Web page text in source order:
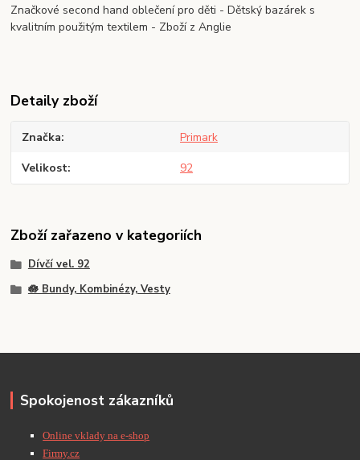
Značkové second hand oblečení pro děti - Dětský bazárek s
kvalitním použitým textilem - Zboží z Anglie
Detaily zboží
Značka Primark
Velikost 92
Zboží zařazeno v kategoriích
Dívčí vel. 92
🪷 Bundy, Kombinézy, Vesty
Spokojenost zákazníků
Online vklady na e-shop
Firmy.cz